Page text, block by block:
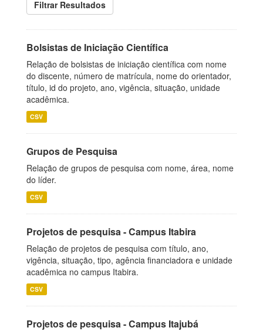
Filtrar Resultados
Bolsistas de Iniciação Científica
Relação de bolsistas de iniciação científica com nome
do discente, número de matrícula, nome do orientador,
título, id do projeto, ano, vigência, situação, unidade
acadêmica.
CSV
Grupos de Pesquisa
Relação de grupos de pesquisa com nome, área, nome
do líder.
CSV
Projetos de pesquisa - Campus Itabira
Relação de projetos de pesquisa com título, ano,
vigência, situação, tipo, agência financiadora e unidade
acadêmica no campus Itabira.
CSV
Projetos de pesquisa - Campus Itajubá